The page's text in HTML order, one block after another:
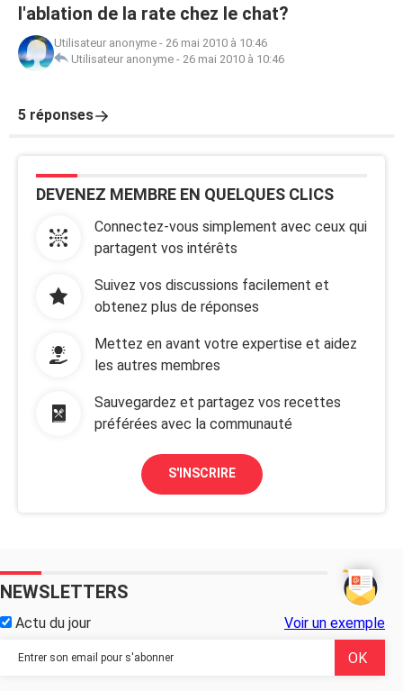
l'ablation de la rate chez le chat?
Utilisateur anonyme - 26 mai 2010 à 10:46
Utilisateur anonyme - 26 mai 2010 à 10:46
5 réponses
DEVENEZ MEMBRE EN QUELQUES CLICS
Connectez-vous simplement avec ceux qui
partagent vos intérêts
Suivez vos discussions facilement et
obtenez plus de réponses
Mettez en avant votre expertise et aidez
les autres membres
Sauvegardez et partagez vos recettes
préférées avec la communauté
S'INSCRIRE
NEWSLETTERS
Actu du jour Voir un exemple